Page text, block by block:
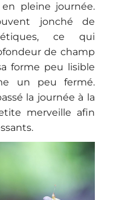
pleine journée.
jonché de
ce qui
de champ
forme peu lisible
un peu fermé.
la journée à la
merveille afin